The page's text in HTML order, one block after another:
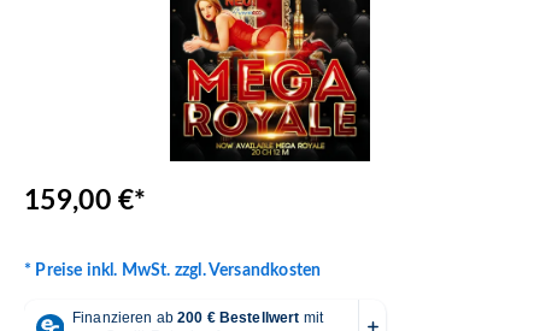
159,00 €*
* Preise inkl. MwSt. zzgl. Versandkosten